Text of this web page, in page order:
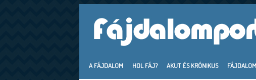
A FÁJDALOM HOL FÁJ? AKUT ÉS KRÓNIKUS